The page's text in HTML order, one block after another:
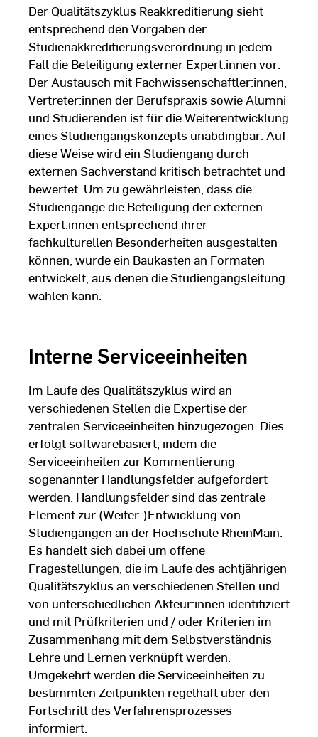
Der Qualitätszyklus Reakkreditierung sieht
entsprechend den Vorgaben der
Studienakkreditierungsverordnung in jedem
Fall die Beteiligung externer Expert:innen vor.
Der Austausch mit Fachwissenschaftler:innen,
Vertreter:innen der Berufspraxis sowie Alumni
und Studierenden ist für die Weiterentwicklung
eines Studiengangskonzepts unabdingbar. Auf
diese Weise wird ein Studiengang durch
externen Sachverstand kritisch betrachtet und
bewertet. Um zu gewährleisten, dass die
Studiengänge die Beteiligung der externen
Expert:innen entsprechend ihrer
fachkulturellen Besonderheiten ausgestalten
können, wurde ein Baukasten an Formaten
entwickelt, aus denen die Studiengangsleitung
wählen kann.
Interne Serviceeinheiten
Im Laufe des Qualitätszyklus wird an
verschiedenen Stellen die Expertise der
zentralen Serviceeinheiten hinzugezogen. Dies
erfolgt softwarebasiert, indem die
Serviceeinheiten zur Kommentierung
sogenannter Handlungsfelder aufgefordert
werden. Handlungsfelder sind das zentrale
Element zur (Weiter-)Entwicklung von
Studiengängen an der Hochschule RheinMain.
Es handelt sich dabei um offene
Fragestellungen, die im Laufe des achtjährigen
Qualitätszyklus an verschiedenen Stellen und
von unterschiedlichen Akteur:innen identifiziert
und mit Prüfkriterien und / oder Kriterien im
Zusammenhang mit dem Selbstverständnis
Lehre und Lernen verknüpft werden.
Umgekehrt werden die Serviceeinheiten zu
bestimmten Zeitpunkten regelhaft über den
Fortschritt des Verfahrensprozesses
informiert.